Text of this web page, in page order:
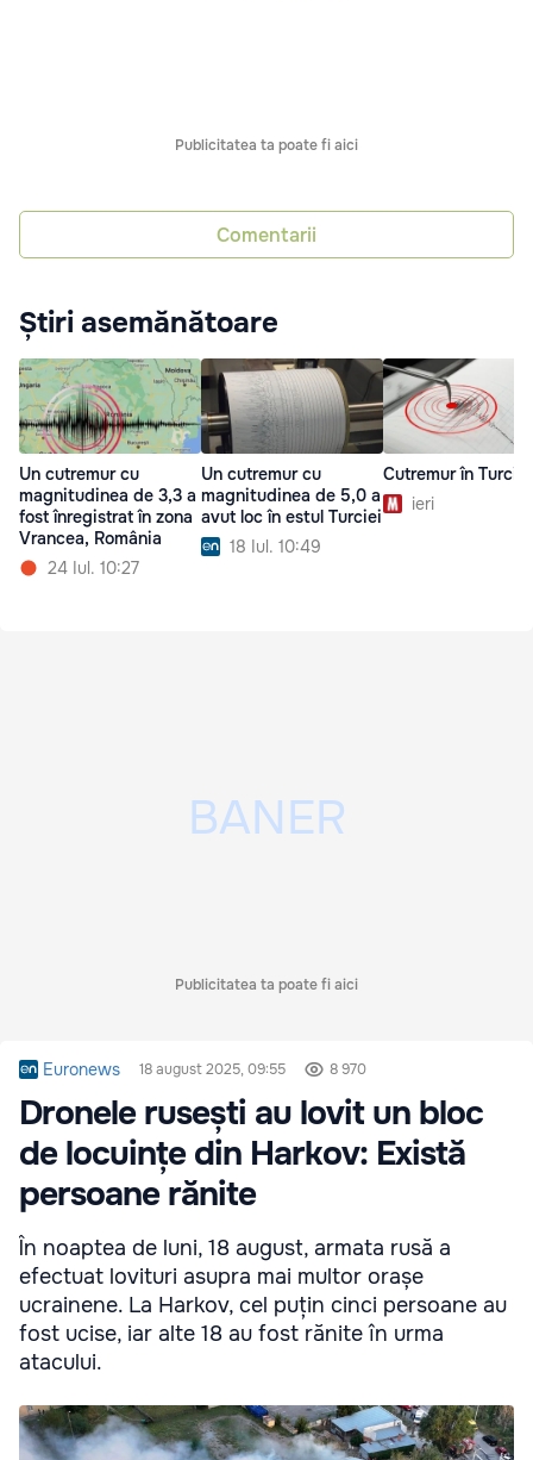
Publicitatea ta poate fi aici
Comentarii
Știri asemănătoare
Un cutremur cu
magnitudinea de 3,3 a
fost înregistrat în zona
Vrancea, România
24 Iul. 10:27
Un cutremur cu
magnitudinea de 5,0 a
avut loc în estul Turciei
18 Iul. 10:49
Cutremur în Turcia
ieri
Publicitatea ta poate fi aici
Euronews 18 august 2025, 09:55 8 970
Dronele rusești au lovit un bloc
de locuințe din Harkov: Există
persoane rănite
În noaptea de luni, 18 august, armata rusă a
efectuat lovituri asupra mai multor orașe
ucrainene. La Harkov, cel puțin cinci persoane au
fost ucise, iar alte 18 au fost rănite în urma
atacului.